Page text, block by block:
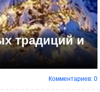
традиций и
Комментариев: 0